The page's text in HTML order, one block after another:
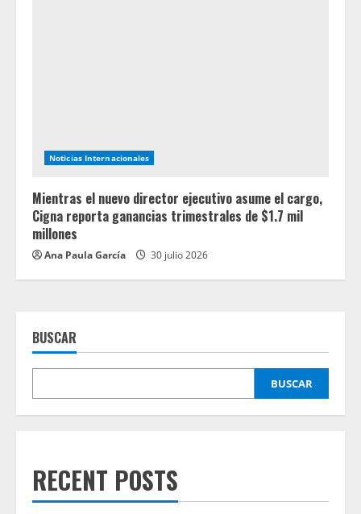
Noticias Internacionales
Mientras el nuevo director ejecutivo asume el cargo,
Cigna reporta ganancias trimestrales de $1.7 mil
millones
Ana Paula García 30 julio 2026
BUSCAR
BUSCAR
RECENT POSTS